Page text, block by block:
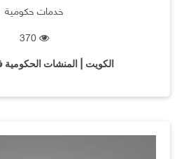
خدمات حكومية
الكويت | المنشات